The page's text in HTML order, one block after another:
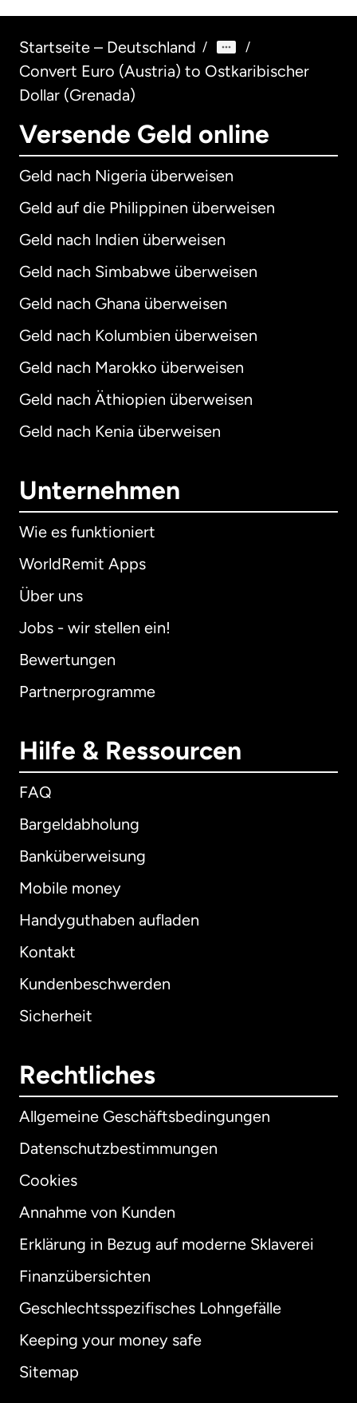
Startseite – Deutschland / /
Convert Euro (Austria) to Ostkaribischer
Dollar (Grenada)
Versende Geld online
Geld nach Nigeria überweisen
Geld auf die Philippinen überweisen
Geld nach Indien überweisen
Geld nach Simbabwe überweisen
Geld nach Ghana überweisen
Geld nach Kolumbien überweisen
Geld nach Marokko überweisen
Geld nach Äthiopien überweisen
Geld nach Kenia überweisen
Unternehmen
Wie es funktioniert
WorldRemit Apps
Über uns
Jobs - wir stellen ein!
Bewertungen
Partnerprogramme
Hilfe & Ressourcen
FAQ
Bargeldabholung
Banküberweisung
Mobile money
Handyguthaben aufladen
Kontakt
Kundenbeschwerden
Sicherheit
Rechtliches
Allgemeine Geschäftsbedingungen
Datenschutzbestimmungen
Cookies
Annahme von Kunden
Erklärung in Bezug auf moderne Sklaverei
Finanzübersichten
Geschlechtsspezifisches Lohngefälle
Keeping your money safe
Sitemap
International English
Australien